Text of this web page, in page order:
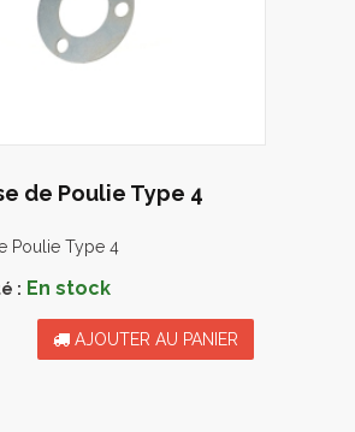
de Poulie Type 4
Poulie Type 4
: En stock
AJOUTER AU PANIER